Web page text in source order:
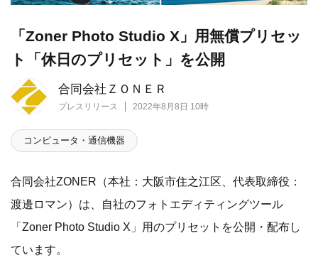
合同会社ＺＯＮＥＲ
プレスリリース 2022年8月8日 10時
「Zoner Photo Studio X」用無償プリセッ
ト「休日のプリセット」を公開
コンピュータ・通信機器
合同会社ZONER（本社：大阪市住之江区、代表取締役：
渡邊ロマン）は、自社のフォトエディティングツール
「Zoner Photo Studio X」用のプリセットを公開・配布し
ています。